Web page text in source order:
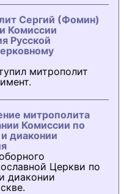
Сергий (Фомин)
Комиссии
Русской
митрополит
митрополита
Комиссии по
диаконии
Церкви по
диаконии